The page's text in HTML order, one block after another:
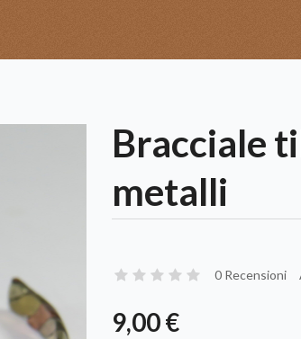
Bracciale
metalli
0 Recensioni
9,00 €